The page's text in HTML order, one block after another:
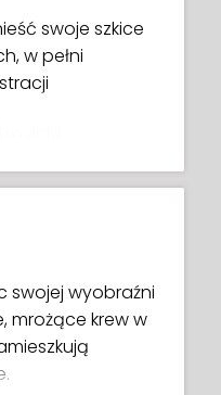
swoje szkice
w pełni
techniki
obiekty
swojej wyobraźni
mrożące krew w